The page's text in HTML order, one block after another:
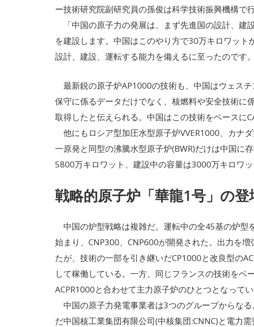
ー技術研究院副研究員の孫俊は科学技術振興機構で
「中国の原子力の発展は、まず先進国の設計、建
を建設します。中国はこのやり方で30万キロワッ
設計、建設、運転する能力を備えるに至ったのです
最新鋭の原子炉AP1000の技術も、中国はウェス
保守に係るデータだけでなく、核燃料や安全技術に
取得したと伝えられる。中国はこの技術をベースに
他にもロシア型加圧水型原子炉VVER1000、カナ
一原発と同型の沸騰水型原子炉(BWR)だけは中国に
5800万キロワット、建設中の容量は3000万キロワッ
戦略的原子炉「華龍1号」の登
中国の炉型戦略は複雑だ。運転中の全45基の炉型
始まり、CNP300、CNP600が開発された。出力を
たが、技術の一部を引き継いだCP1000と改良型の
して稼働している。一方、同じフランスの技術をベ
ACPR1000と合わせて主力原子炉のひとつとなってい
中国の原子力発電事業者は3つのグループからな
だ中国核工業集団有限公司(中核集団:CNNC)と電力